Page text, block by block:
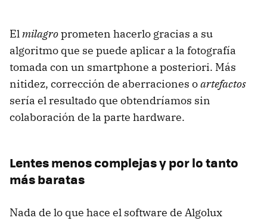
Elmilagroprometen hacerlo gracias a su
algoritmo que se puede aplicar a la fotografía
tomada con un smartphone a posteriori. Más
nitidez, corrección de aberraciones oartefactos
sería el resultado que obtendríamos sin
colaboración de la parte hardware.
Lentes menos complejas y por lo tanto
más baratas
Nada de lo que hace el software de Algolux